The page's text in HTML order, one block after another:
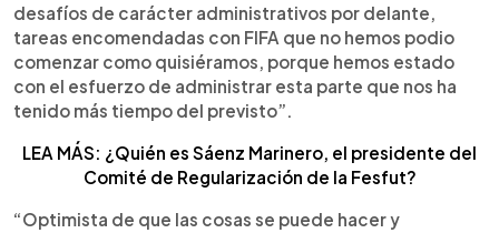
desafíos de carácter administrativos por delante,
tareas encomendadas con FIFA que no hemos podio
comenzar como quisiéramos, porque hemos estado
con el esfuerzo de administrar esta parte que nos ha
tenido más tiempo del previsto”.
LEA MÁS: ¿Quién es Sáenz Marinero, el presidente del
Comité de Regularización de la Fesfut?
“Optimista de que las cosas se puede hacer y